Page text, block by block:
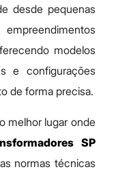
desde pequenas
modelos
e configurações
de forma precisa.
melhor lugar onde
SP
normas técnicas